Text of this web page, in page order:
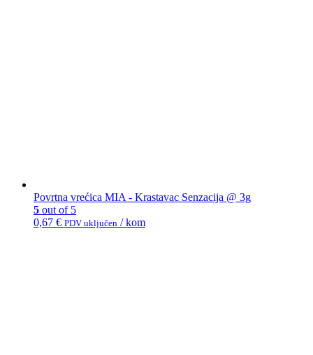
Povrtna vrećica MIA - Krastavac Senzacija @ 3g
5 out of 5
0,67 € PDV uključen / kom